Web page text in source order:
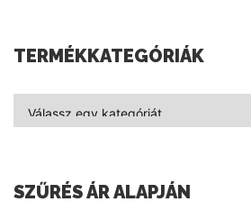
TERMÉKKATEGÓRIÁK
SZŰRÉS ÁR ALAPJÁN